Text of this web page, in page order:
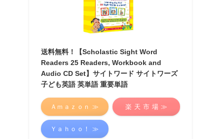
送料無料！【Scholastic Sight Word
Readers 25 Readers, Workbook and
Audio CD Set】サイトワード サイトワーズ
子ども英語 英単語 重要単語
Ａｍａｚｏｎ ≫ 楽 天 市 場 ≫
Ｙａｈｏｏ！ ≫